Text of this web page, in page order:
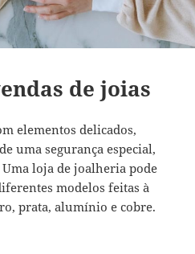
de joias
elementos delicados,
uma segurança especial,
loja de joalheria pode
modelos feitas à
prata, alumínio e cobre.
e vendas de joias